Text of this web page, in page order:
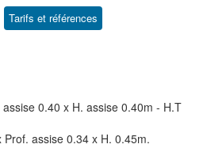
Tarifs et références
0.40 x H. assise 0.40m - H.T
Prof. assise 0.34 x H. 0.45m.